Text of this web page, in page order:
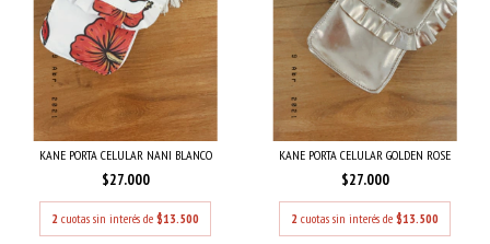
KANE PORTA CELULAR NANI BLANCO
$27.000
2 cuotas sin interés de $13.500
KANE PORTA CELULAR GOLDEN ROSE
$27.000
2 cuotas sin interés de $13.500